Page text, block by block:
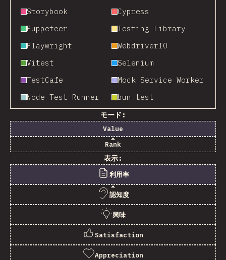
Storybook
Cypress
Puppeteer
Testing Library
Playwright
WebdriverIO
Vitest
Selenium
TestCafe
Mock Service Worker
Node Test Runner
bun test
モード:
Value
Rank
表示:
利用率
認知度
興味
Satisfaction
Appreciation